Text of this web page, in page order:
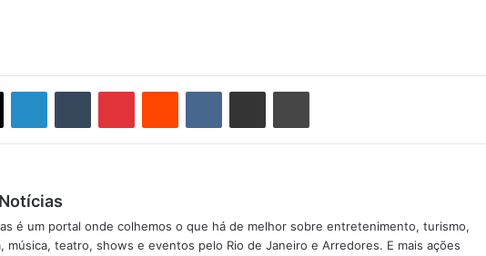
é um portal onde colhemos o que há de melhor sobre entretenimento, turismo,
música, teatro, shows e eventos pelo Rio de Janeiro e Arredores. E mais ações